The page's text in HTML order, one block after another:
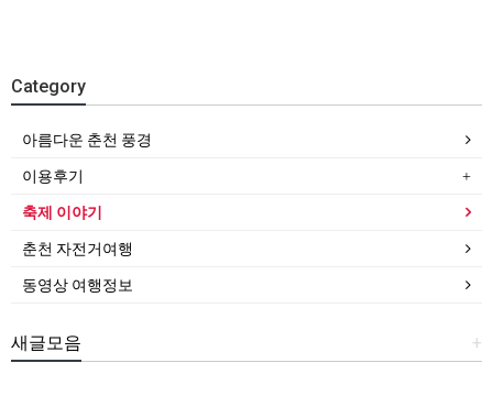
Category
아름다운 춘천 풍경
이용후기
축제 이야기
춘천 자전거여행
동영상 여행정보
+
새글모음